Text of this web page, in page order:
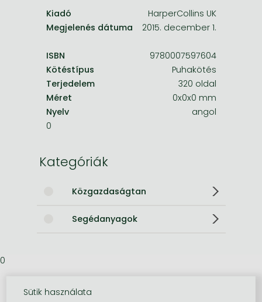
Kiadó
HarperCollins UK
Megjelenés dátuma
2015. december 1.
ISBN
9780007597604
Kötéstípus
Puhakötés
Terjedelem
320 oldal
Méret
0x0x0 mm
Nyelv
angol
0
Kategóriák
Közgazdaságtan
Segédanyagok
0
Sütik használata